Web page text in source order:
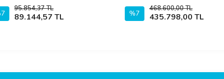
95.854,37 TL
89.144,57 TL
Sepete Ekle %7
468.600,00 TL
435.798,00 TL
Sepete Ekle